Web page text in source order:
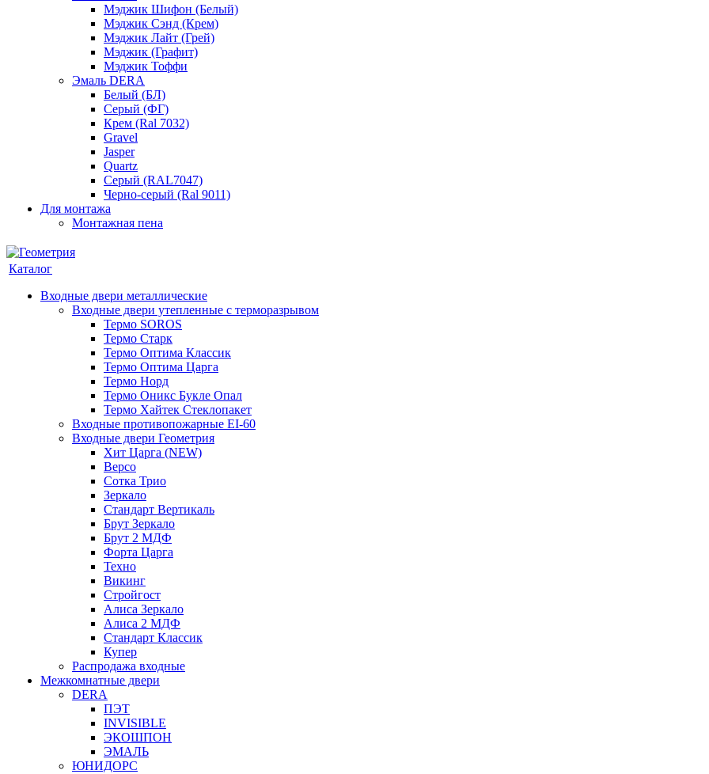
Мэджик Шифон (Белый)
Мэджик Сэнд (Крем)
Мэджик Лайт (Грей)
Мэджик (Графит)
Мэджик Тоффи
Эмаль DERA
Белый (БЛ)
Серый (ФГ)
Крем (Ral 7032)
Gravel
Jasper
Quartz
Серый (RAL7047)
Черно-серый (Ral 9011)
Для монтажа
Монтажная пена
Каталог
Входные двери металлические
Входные двери утепленные с терморазрывом
Термо SOROS
Термо Старк
Термо Оптима Классик
Термо Оптима Царга
Термо Норд
Термо Оникс Букле Опал
Термо Хайтек Стеклопакет
Входные противопожарные EI-60
Входные двери Геометрия
Хит Царга (NEW)
Версо
Сотка Трио
Зеркало
Стандарт Вертикаль
Брут Зеркало
Брут 2 МДФ
Форта Царга
Техно
Викинг
Стройгост
Алиса Зеркало
Алиса 2 МДФ
Стандарт Классик
Купер
Распродажа входные
Межкомнатные двери
DERA
ПЭТ
INVISIBLE
ЭКОШПОН
ЭМАЛЬ
ЮНИДОРС